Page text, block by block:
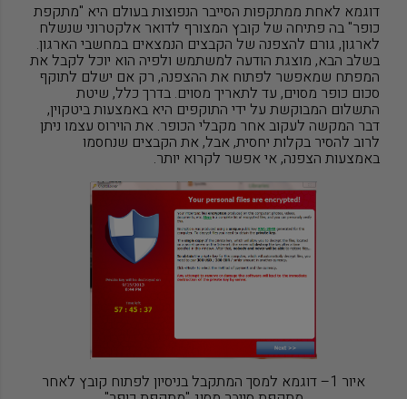
דוגמא לאחת ממתקפות הסייבר הנפוצות בעולם היא "מתקפת
כופר" בה פתיחה של קובץ המצורף לדואר אלקטרוני שנשלח
לארגון, גורם להצפנה של הקבצים הנמצאים במחשבי הארגון.
בשלב הבא, מוצגת הודעה למשתמש ולפיה הוא יוכל לקבל את
המפתח שמאפשר לפתוח את ההצפנה, רק אם ישלם לתוקף
סכום כופר מסוים, עד לתאריך מסוים. בדרך כלל, שיטת
התשלום המבוקשת על ידי התוקפים היא באמצעות ביטקוין,
דבר המקשה לעקוב אחר מקבלי הכופר. את הוירוס עצמו ניתן
לרוב להסיר בקלות יחסית, אבל, את הקבצים שנחסמו
באמצעות הצפנה, אי אפשר לקרוא יותר.
איור 1– דוגמא למסך המתקבל בניסיון לפתוח קובץ לאחר